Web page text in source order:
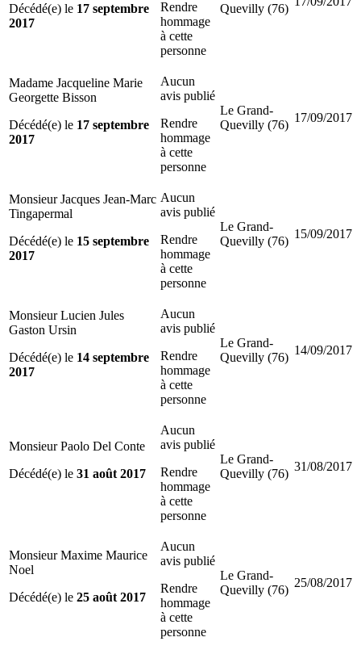
Décédé(e) le 17 septembre
2017
Rendre
hommage
à cette
personne
Quevilly (76)
Madame Jacqueline Marie
Georgette Bisson
Décédé(e) le 17 septembre
2017
Aucun
avis publié
Rendre
hommage
à cette
personne
Le Grand-
Quevilly (76)
17/09/2017
Monsieur Jacques Jean-Marc
Tingapermal
Décédé(e) le 15 septembre
2017
Aucun
avis publié
Rendre
hommage
à cette
personne
Le Grand-
Quevilly (76)
15/09/2017
Monsieur Lucien Jules
Gaston Ursin
Décédé(e) le 14 septembre
2017
Aucun
avis publié
Rendre
hommage
à cette
personne
Le Grand-
Quevilly (76)
14/09/2017
Monsieur Paolo Del Conte
Décédé(e) le 31 août 2017
Aucun
avis publié
Rendre
hommage
à cette
personne
Le Grand-
Quevilly (76)
31/08/2017
Monsieur Maxime Maurice
Noel
Décédé(e) le 25 août 2017
Aucun
avis publié
Rendre
hommage
à cette
personne
Le Grand-
Quevilly (76)
25/08/2017